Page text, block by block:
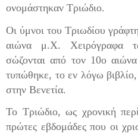
ονομάστηκαν Τριώδιο.
Οι ύμνοι του Τριωδίου
αιώνα μ.Χ. Χειρόγραφα
σώζονται από τον 10ο
τυπώθηκε, το εν λόγω
στην Βενετία.
Το Τριώδιο, ως χρονική
πρώτες εβδομάδες που οι